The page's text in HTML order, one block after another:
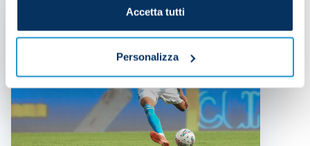
Accetta tutti
Personalizza